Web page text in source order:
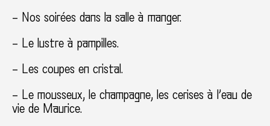
– Nos soirées dans la salle à manger.
– Le lustre à pampilles.
– Les coupes en cristal.
– Le mousseux, le champagne, les cerises à l’eau de
vie de Maurice.